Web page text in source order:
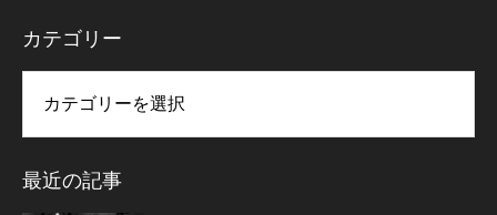
カテゴリー
最近の記事